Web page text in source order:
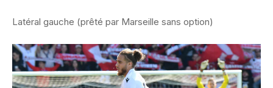
Latéral gauche (prêté par Marseille sans option)